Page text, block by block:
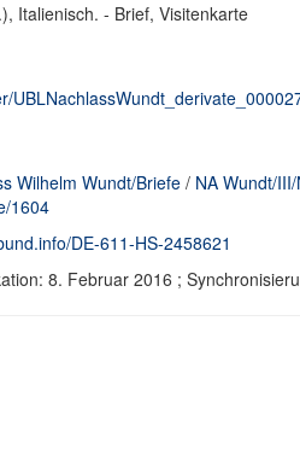
Italienisch. - Brief, Visitenkarte
Wilhelm Wundt/Briefe/ NA Wundt/
1604
DE-611-HS-2458621
8. Februar 2016 ;